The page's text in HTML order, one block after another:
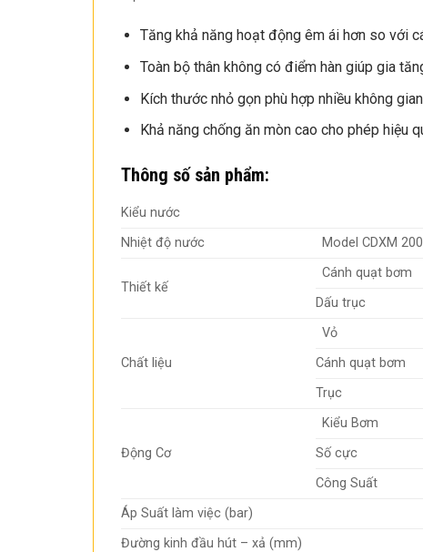
Tăng khả năng hoạt động êm ái hơn so với
Toàn bộ thân không có điểm hàn giúp gia
Kích thước nhỏ gọn phù hợp nhiều không
Khả năng chống ăn mòn cao cho phép hiệu
Thông số sản phẩm:
Kiểu nước
Nhiệt độ nước
Model CDXM
Thiết kế
Cánh quạt bơm
Dấu trục
Chất liệu
Vỏ
Cánh quạt bơm
Trục
Động Cơ
Kiểu Bơm
Số cực
Công Suất
Áp Suất làm việc (bar)
Đường kinh đầu hút – xả (mm)